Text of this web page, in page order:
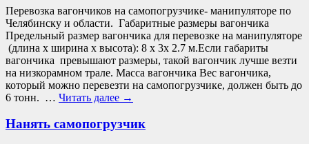
Перевозка вагончиков на самопогрузчике- манипуляторе по
Челябинску и области. Габаритные размеры вагончика
Предельный размер вагончика для перевозке на манипуляторе
(длина х ширина х высота): 8 х 3х 2.7 м.Если габариты
вагончика превышают размеры, такой вагончик лучше везти
на низкорамном трале. Масса вагончика Вес вагончика,
который можно перевезти на самопогрузчике, должен быть до
6 тонн. … Читать далее →
Нанять самопогрузчик